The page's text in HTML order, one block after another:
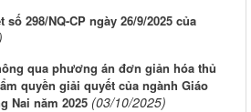
298/NQ-CP ngày 26/9/2025 của
qua phương án đơn giản hóa thủ
quyền giải quyết của ngành Giáo
Nai năm 2025 (03/10/2025)